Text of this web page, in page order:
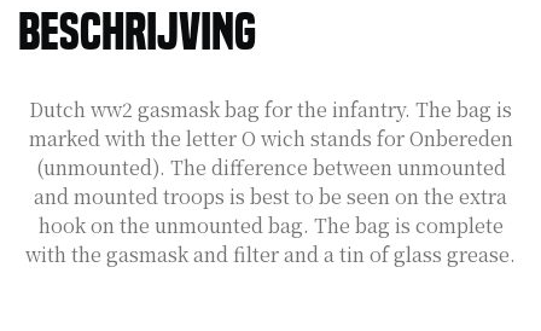
Beschrijving
Dutch ww2 gasmask bag for the infantry. The bag is
marked with the letter O wich stands for Onbereden
(unmounted). The difference between unmounted
and mounted troops is best to be seen on the extra
hook on the unmounted bag. The bag is complete
with the gasmask and filter and a tin of glass grease.